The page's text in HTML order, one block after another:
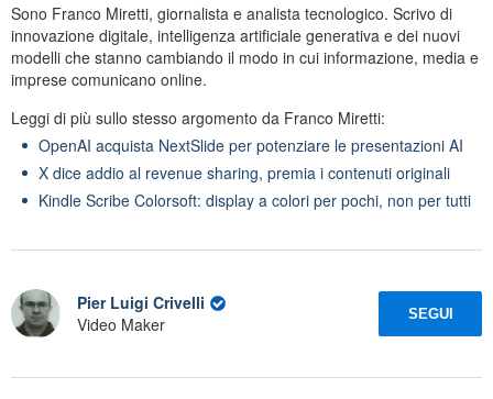
Sono Franco Miretti, giornalista e analista tecnologico. Scrivo di
innovazione digitale, intelligenza artificiale generativa e dei nuovi
modelli che stanno cambiando il modo in cui informazione, media e
imprese comunicano online.
Leggi di più sullo stesso argomento da Franco Miretti:
OpenAI acquista NextSlide per potenziare le presentazioni AI
X dice addio al revenue sharing, premia i contenuti originali
Kindle Scribe Colorsoft: display a colori per pochi, non per tutti
Pier Luigi Crivelli
Video Maker
SEGUI